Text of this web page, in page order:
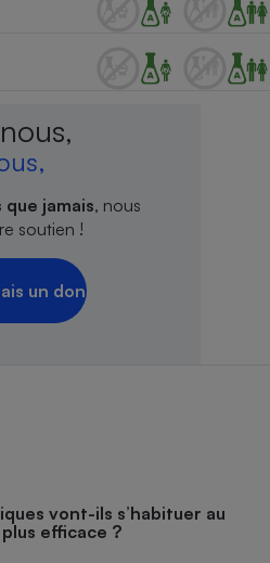
jamais, nous
soutien !
un don
vont-ils s’habituer au
efficace ?